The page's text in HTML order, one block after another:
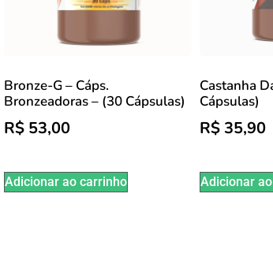
Bronze-G – Cáps.
Bronzeadoras – (30 Cápsulas)
R$ 53,00
Adicionar ao carrinho
Castanha
Cápsulas)
R$35,90
Adicionar